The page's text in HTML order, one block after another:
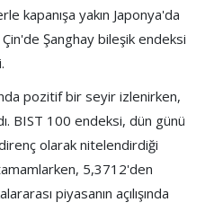
kapanışa yakın Japonya'da
Şanghay bileşik endeksi
pozitif bir seyir izlenirken,
BIST 100 endeksi, dün günü
olarak nitelendirdiği
5,3712'den
piyasanın açılışında